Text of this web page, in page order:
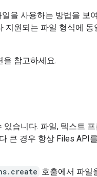
을 사용하는 방법을 보
지원되는 파일 형식에
을 참고하세요.
습니다. 파일, 텍스트
큰 경우 항상 Files API
호출에서 파일